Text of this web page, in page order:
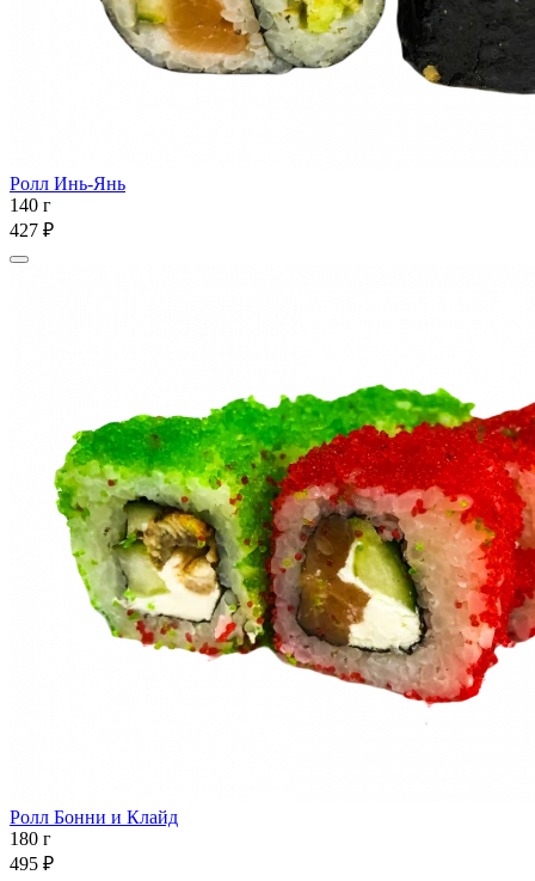
Ролл Инь-Янь
140 г
427 ₽
Ролл Бонни и Клайд
180 г
495 ₽